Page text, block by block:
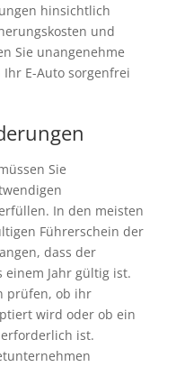
hinsichtlich
und
Sie unangenehme
E-Auto sorgenfrei
Sie
In den meisten
Führerschein der
dass der
Jahr gültig ist.
prüfen, ob ihr
wird oder ob ein
ist.